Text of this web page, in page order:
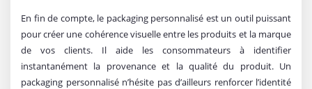
En fin de compte, le packaging personnalisé est un outil puissant
pour créer une cohérence visuelle entre les produits et la marque
de vos clients. Il aide les consommateurs à identifier
instantanément la provenance et la qualité du produit. Un
packaging personnalisé n’hésite pas d’ailleurs renforcer l’identité